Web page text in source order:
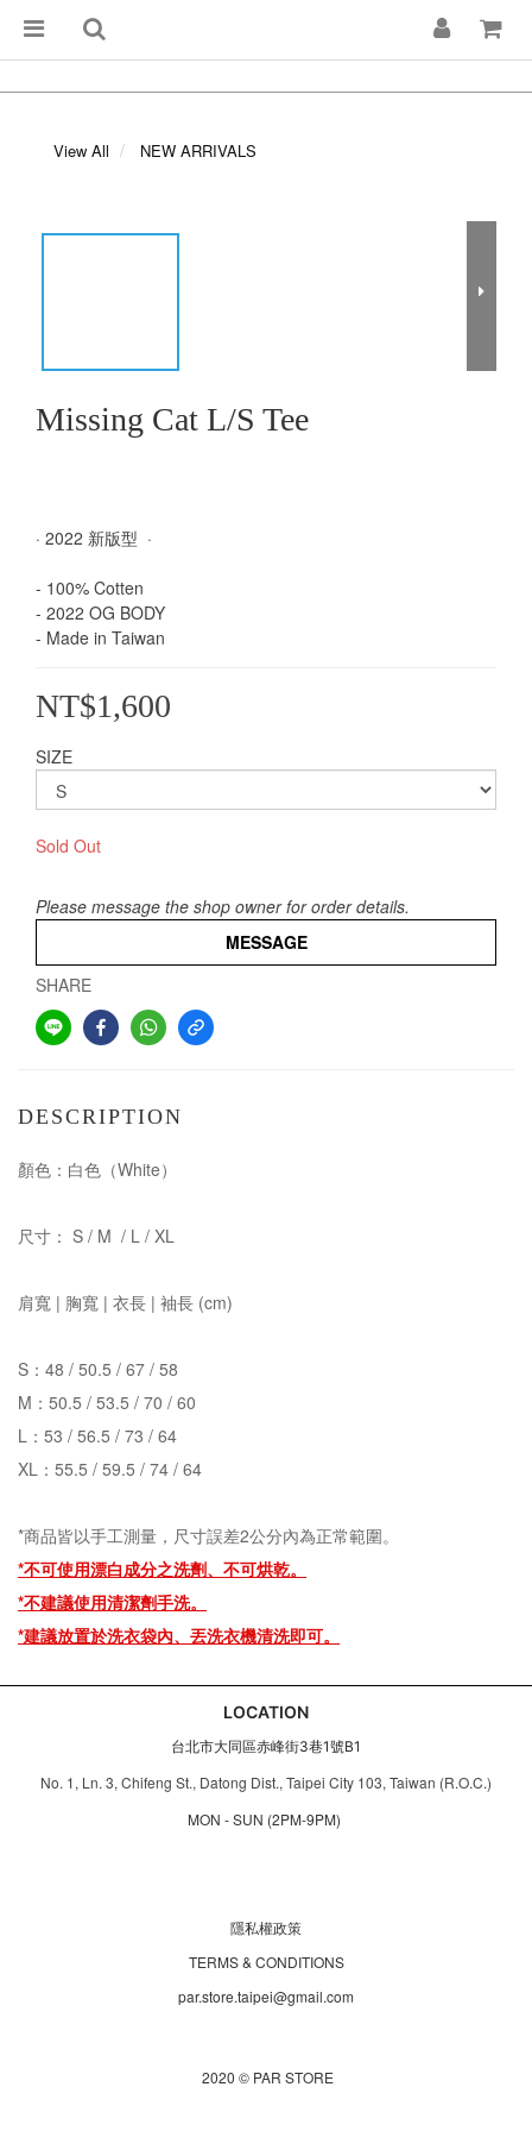
View All NEW ARRIVALS
Missing Cat L/S Tee
· 2022 新版型  ·
- 100% Cotten
- 2022 OG BODY
- Made in Taiwan
NT$1,600
SIZE
Sold Out
Please message the shop owner for order details.
MESSAGE
SHARE
DESCRIPTION
顏色：白色（White）
尺寸： S / M / L / XL
肩寬 | 胸寬 | 衣長 | 袖長 (cm)
S：48 / 50.5 / 67 / 58
M：50.5 / 53.5 / 70 / 60
L：53 / 56.5 / 73 / 64
XL：55.5 / 59.5 / 74 / 64
*商品皆以手工測量，尺寸誤差2公分內為正常範圍。
*不可使用漂白成分之洗劑、 不可烘乾。
*不建議使用清潔劑手洗。
*建議放置於洗衣袋內、丟洗衣機清洗即可。
LOCATION
台北市大同區赤峰街3巷1號B1
No. 1, Ln. 3, Chifeng St., Datong Dist., Taipei City 103, Taiwan (R.O.C.)
MON - SUN (2PM-9PM)
隱私權政策
TERMS & CONDITIONS
par.store.taipei@gmail.com
2020 © PAR STORE